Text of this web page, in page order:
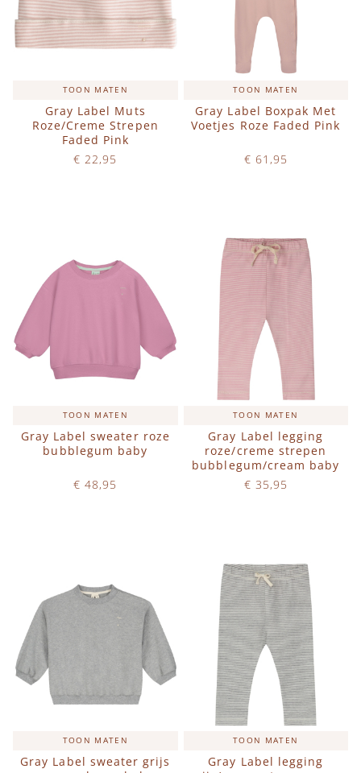
TOON MATEN
Gray Label Muts
Roze/Creme Strepen
Faded Pink
€ 22,95
TOON MATEN
Gray Label Boxpak Met
Voetjes Roze Faded Pink
€ 61,95
TOON MATEN
Gray Label sweater roze
bubblegum baby
€ 48,95
TOON MATEN
Gray Label legging
roze/creme strepen
bubblegum/cream baby
€ 35,95
TOON MATEN
Gray Label sweater grijs
TOON MATEN
Gray Label legging